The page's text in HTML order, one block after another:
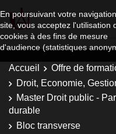
En poursuivant votre
site, vous acceptez l'utilisation
cookies à des fins de mesure
d'audience (statistiques
Accueil Offre de
Droit, Economie,
Master Droit public -
durable
Bloc transverse